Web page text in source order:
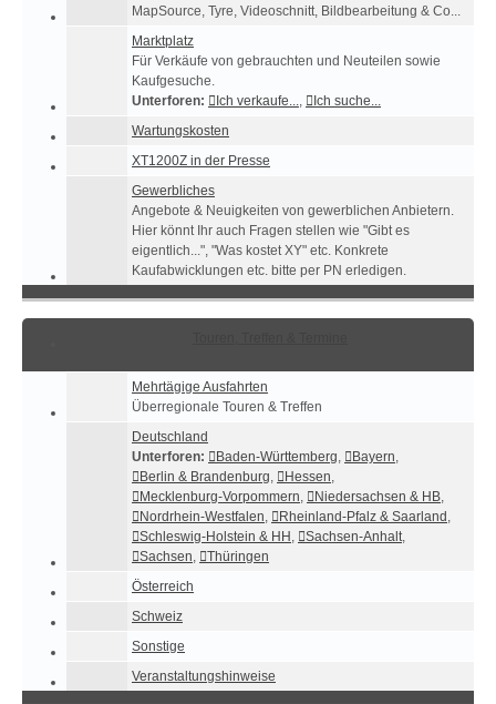
MapSource, Tyre, Videoschnitt, Bildbearbeitung & Co...
Marktplatz
Für Verkäufe von gebrauchten und Neuteilen sowie
Kaufgesuche.
Unterforen:
Ich verkaufe...,
Ich suche...
Wartungskosten
XT1200Z in der Presse
Gewerbliches
Angebote & Neuigkeiten von gewerblichen Anbietern.
Hier könnt Ihr auch Fragen stellen wie "Gibt es
eigentlich...", "Was kostet XY" etc. Konkrete
Kaufabwicklungen etc. bitte per PN erledigen.
Mehrtägige Ausfahrten
Überregionale Touren & Treffen
Deutschland
Unterforen:
Baden-Württemberg, Bayern,
Berlin & Brandenburg, Hessen,
Mecklenburg-Vorpommern, Niedersachsen & HB,
Nordrhein-Westfalen, Rheinland-Pfalz & Saarland ,
Schleswig-Holstein & HH , Sachsen-Anhalt,
Sachsen,
Thüringen
Österreich
Schweiz
Sonstige
Veranstaltungshinweise